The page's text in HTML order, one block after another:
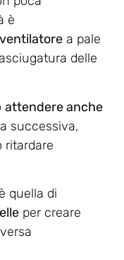
è
a pale
delle
attendere anche
successiva,
ritardare
quella di
per creare